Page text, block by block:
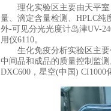
理化实验区主要由天平室
量、滴定含量检测、HPLC纯
外-可见分光光度计岛津UV-
用仪6110。
生化免疫分析实验区主要
中间品和成品的质量控制监
DXC600，星空(中国)